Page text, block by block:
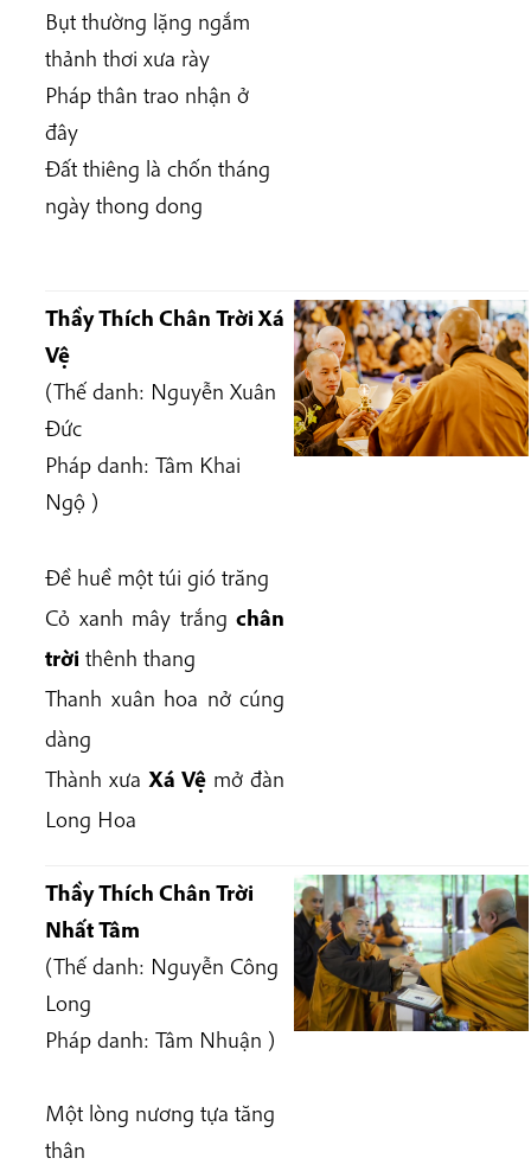
Bụt thường lặng ngắm
thảnh thơi xưa rày
Pháp thân trao nhận ở
đây
Đất thiêng là chốn tháng
ngày thong dong
Thầy Thích Chân Trời Xá
Vệ
(Thế danh: Nguyễn Xuân
Đức
Pháp danh: Tâm Khai
Ngộ )
Đề huề một túi gió trăng
Cỏ xanh mây trắngchân
trời thênh thang
Thanh xuân hoa nở cúng
dàng
Thành xưa Xá Vệmở đàn
Long Hoa
Thầy Thích Chân Trời
Nhất Tâm
(Thế danh: Nguyễn Công
Long
Pháp danh: Tâm Nhuận )
Một lòng nương tựa tăng
thân